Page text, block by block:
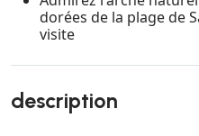
dorées de la plage de
visite
description